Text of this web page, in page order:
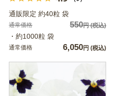
通販限定 約40粒 袋
通常価格 550円(税込)
・約1000粒 袋
通常価格 6,050円 (税込)